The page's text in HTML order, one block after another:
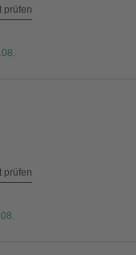
prüfen
prüfen